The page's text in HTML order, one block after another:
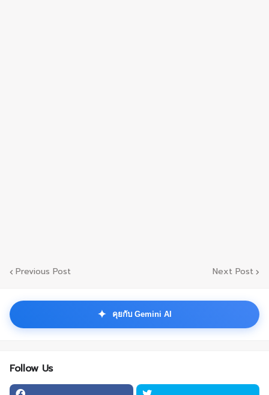
Previous Post Next Post
✦ คุยกับ Gemini AI
Follow Us